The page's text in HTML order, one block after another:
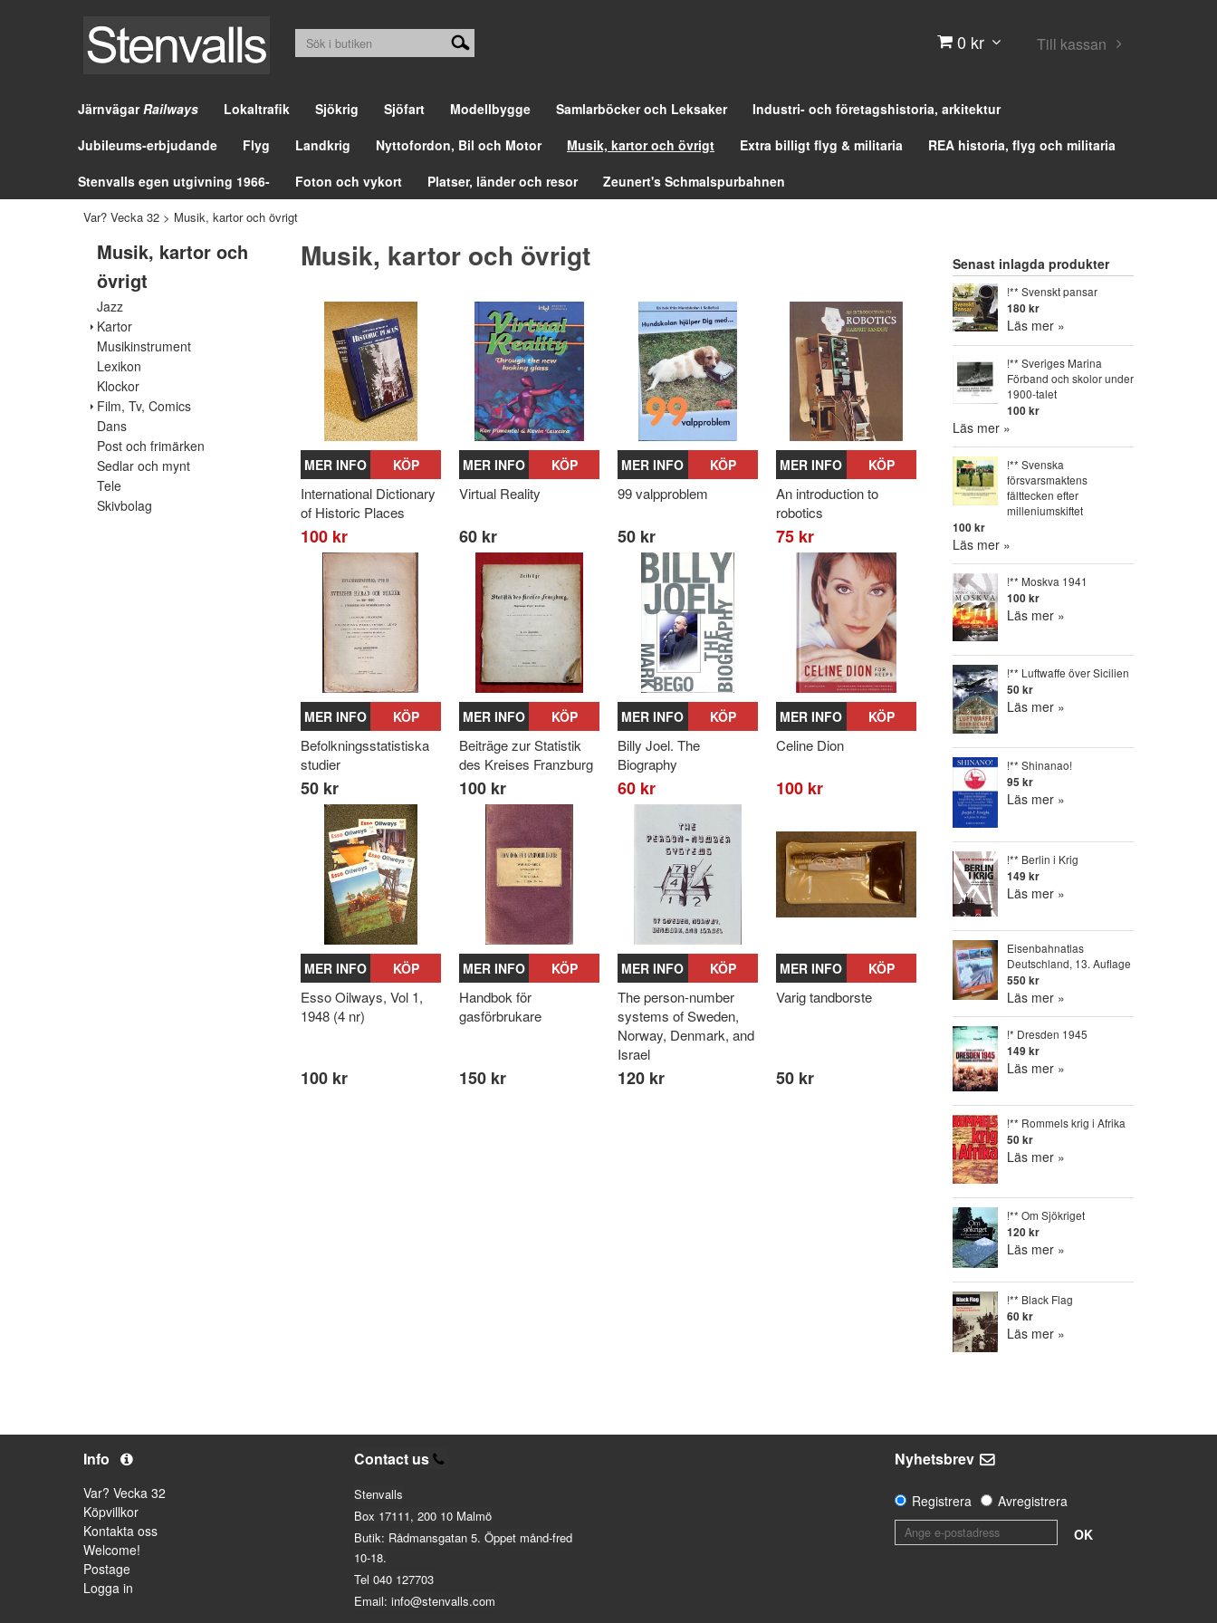
0 kr Till kassan
JärnvägarRailways Lokaltrafik Sjökrig Sjöfart Modellbygge Samlarböcker och Leksaker
Industri- och företagshistoria, arkitektur
Jubileums-erbjudande
Flyg Landkrig Nyttofordon, Bil och Motor Musik, kartor och övrigt Extra billigt flyg & militaria
REA historia, flyg och militaria
Stenvalls egen utgivning 1966-
Foton och vykort Platser, länder och resor Zeunert's Schmalspurbahnen
Var? Vecka 32 > Musik, kartor och övrigt
Musik, kartor och
övrigt
Jazz
Kartor
Musikinstrument
Lexikon
Klockor
Film, Tv, Comics
Dans
Post och frimärken
Sedlar och mynt
Tele
Skivbolag
Musik, kartor och övrigt
MER INFO KÖP
International Dictionary
of Historic Places
100 kr
MER INFO KÖP
Virtual Reality
60 kr
MER INFO KÖP
99 valpproblem
50 kr
MER INFO KÖP
An introduction to
robotics
75 kr
MER INFO KÖP
Befolkningsstatistiska
studier
50 kr
MER INFO KÖP
Beiträge zur Statistik
des Kreises Franzburg
100 kr
MER INFO KÖP
Billy Joel. The
Biography
60 kr
MER INFO KÖP
Celine Dion
100 kr
MER INFO KÖP
Esso Oilways, Vol 1,
1948 (4 nr)
100 kr
MER INFO KÖP
Handbok för
gasförbrukare
150 kr
MER INFO KÖP
The person-number
systems of Sweden,
Norway, Denmark, and
Israel
120 kr
MER INFO KÖP
Varig tandborste
50 kr
Senast inlagda produkter
!** Svenskt pansar
180 kr
Läs mer »
!** Sveriges Marina
Förband och skolor under
1900-talet
100 kr
Läs mer »
!** Svenska
försvarsmaktens
fälttecken efter
milleniumskiftet
100 kr
Läs mer »
!** Moskva 1941
100 kr
Läs mer »
!** Luftwaffe över Sicilien
50 kr
Läs mer »
!** Shinanao!
95 kr
Läs mer »
!** Berlin i Krig
149 kr
Läs mer »
Eisenbahnatlas
Deutschland, 13. Auflage
550 kr
Läs mer »
!* Dresden 1945
149 kr
Läs mer »
!** Rommels krig i Afrika
50 kr
Läs mer »
!** Om Sjökriget
120 kr
Läs mer »
!** Black Flag
60 kr
Läs mer »
Info
Var? Vecka 32
Köpvillkor
Kontakta oss
Welcome!
Postage
Logga in
Contact us
Stenvalls
Box 17111, 200 10 Malmö
Butik: Rådmansgatan 5. Öppet månd-fred
10-18.
Tel 040 127703
Email: info@stenvalls.com
Nyhetsbrev
Registrera
Avregistrera
OK